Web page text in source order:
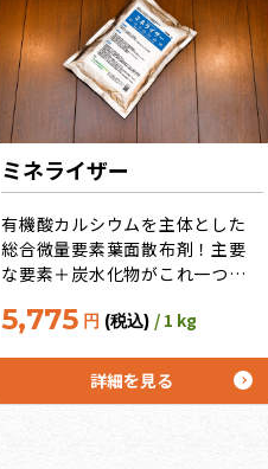
ミネライザー
有機酸カルシウムを主体とした
総合微量要素葉面散布剤！主要
な要素＋炭水化物がこれ一つで
5,775 円 (税込) / 1 kg
詳細を見る